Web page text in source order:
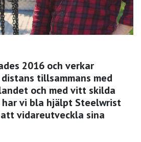
2016 och verkar
tillsammans med
och med vitt skilda
har vi bla hjälpt Steelwrist
vidareutveckla sina